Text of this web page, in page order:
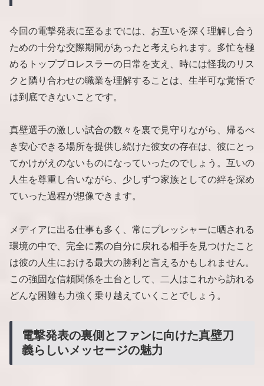
今回の電撃発表に至るまでには、お互いを深く理解し合う
ための十分な交際期間があったと考えられます。多忙を極
めるトッププロレスラーの日常を支え、時には怪我のリス
クと隣り合わせの職業を理解することは、生半可な覚悟で
は到底できないことです。
真壁選手の激しい試合の数々を裏で見守りながら、帰るべ
き安心できる場所を提供し続けた彼女の存在は、彼にとっ
てかけがえのないものになっていったのでしょう。互いの
人生を尊重し合いながら、少しずつ家族としての絆を深め
ていった過程が想像できます。
メディアに出る仕事も多く、常にプレッシャーに晒される
環境の中で、完全に素の自分に戻れる相手を見つけたこと
は彼の人生における最大の勝利と言えるかもしれません。
この強固な信頼関係を土台として、二人はこれから訪れる
どんな困難も力強く乗り越えていくことでしょう。
電撃発表の裏側とファンに向けた真壁刀
義らしいメッセージの魅力